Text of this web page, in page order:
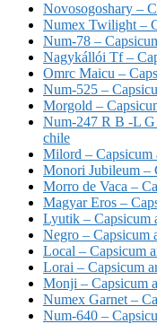
Novosogoshary –
Numex Twilight –
Num-78 –
Nagykállói Tf –
Omrc Maicu –
Num-525 –
Morgold –
Num-247 R B -L G
chile
Milord – Capsicum
Monori Jubileum –
Morro de Vaca –
Magyar Eros –
Lyutik – Capsicum
Negro – Capsicum
Local – Capsicum
Lorai – Capsicum
Monji – Capsicum
Numex Garnet –
Num-640 –